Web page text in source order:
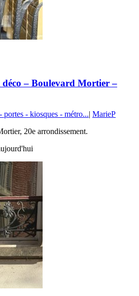
déco – Boulevard Mortier –
- kiosques - métro...| MarieP
20e arrondissement.